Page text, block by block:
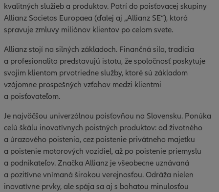
kvalitných služieb a produktov. Patrí do poisťovacej skupiny
Allianz Societas Europaea (ďalej aj „Allianz SE“), ktorá
spravuje zmluvy miliónov klientov po celom svete.
Allianz stojí na silných základoch. Finančná sila, tradícia
a profesionalita predstavujú istotu, že spoločnosť poskytuje
svojim klientom prvotriedne služby, ktoré sú základom
vzájomne prospešných vzťahov medzi klientmi
a poisťovateľom.
Je najväčšou univerzálnou poisťovňou na Slovensku. Ponúka
celú škálu inovatívnych poistných produktov: od životného
a úrazového poistenia, cez poistenie privátneho majetku
a poistenie motorových vozidiel, až po poistenie priemyslu
a podnikateľov. Značka Allianz je všeobecne uznávaná
a pozitívne vnímaná širokou verejnosťou. Odráža nielen
inovatívne prvky, ale spája sa aj s bohatou minulosťou